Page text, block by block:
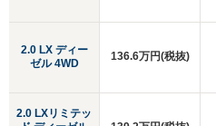
2.0 LX ディー
ゼル 4WD
2.0 LXリミテッ
136.6万円(税抜)